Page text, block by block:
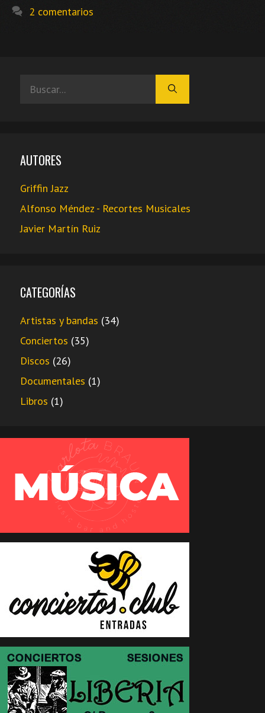
2 comentarios
AUTORES
Griffin Jazz
Alfonso Méndez - Recortes Musicales
Javier Martín Ruiz
CATEGORÍAS
Artistas y bandas (34)
Conciertos (35)
Discos (26)
Documentales (1)
Libros (1)